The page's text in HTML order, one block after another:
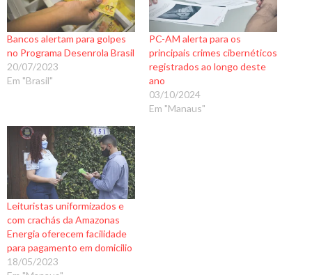
Bancos alertam para golpes
no Programa Desenrola Brasil
20/07/2023
Em "Brasil"
PC-AM alerta para os
principais crimes cibernéticos
registrados ao longo deste
ano
03/10/2024
Em "Manaus"
Leituristas uniformizados e
com crachás da Amazonas
Energia oferecem facilidade
para pagamento em domicilio
18/05/2023